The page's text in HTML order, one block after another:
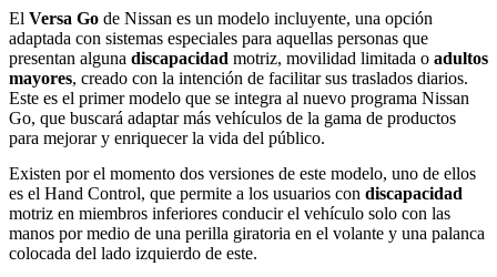
El Versa Go de Nissan es un modelo incluyente, una opción
adaptada con sistemas especiales para aquellas personas que
presentan alguna discapacidad motriz, movilidad limitada o adultos
mayores, creado con la intención de facilitar sus traslados diarios.
Este es el primer modelo que se integra al nuevo programa Nissan
Go, que buscará adaptar más vehículos de la gama de productos
para mejorar y enriquecer la vida del público.
Existen por el momento dos versiones de este modelo, uno de ellos
es el Hand Control, que permite a los usuarios con discapacidad
motriz en miembros inferiores conducir el vehículo solo con las
manos por medio de una perilla giratoria en el volante y una palanca
colocada del lado izquierdo de este.